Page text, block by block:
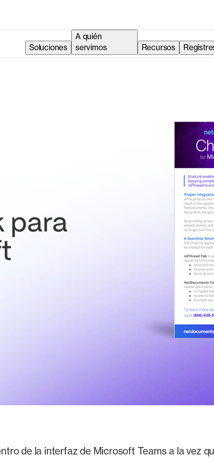
Soluciones
A quién
servimos
Recursos
para
de la interfaz de Microsoft Teams a la vez